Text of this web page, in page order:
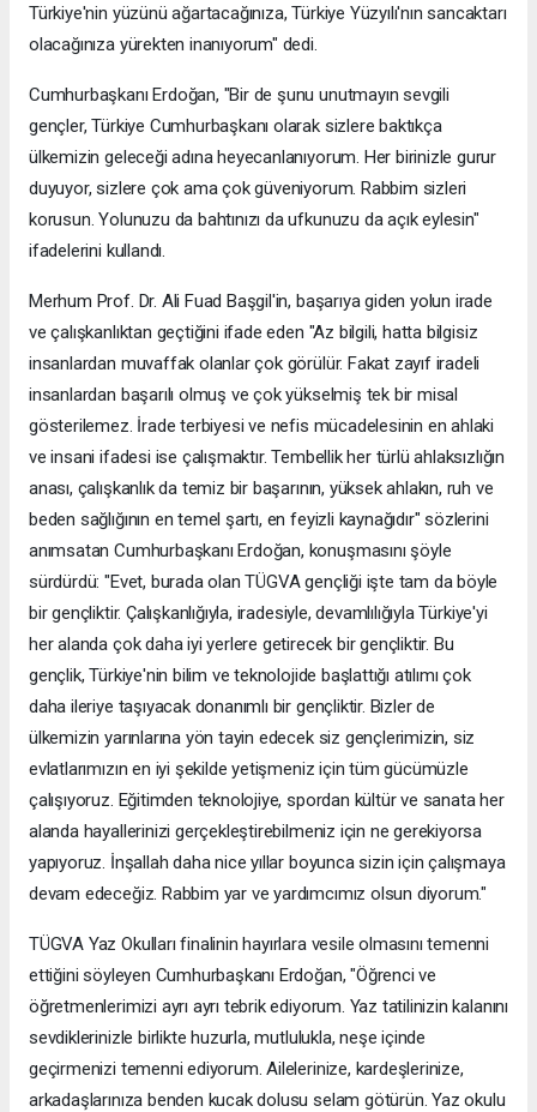
Türkiye'nin yüzünü ağartacağınıza, Türkiye Yüzyılı'nın sancaktarı
olacağınıza yürekten inanıyorum" dedi.
Cumhurbaşkanı Erdoğan, "Bir de şunu unutmayın sevgili
gençler, Türkiye Cumhurbaşkanı olarak sizlere baktıkça
ülkemizin geleceği adına heyecanlanıyorum. Her birinizle gurur
duyuyor, sizlere çok ama çok güveniyorum. Rabbim sizleri
korusun. Yolunuzu da bahtınızı da ufkunuzu da açık eylesin"
ifadelerini kullandı.
Merhum Prof. Dr. Ali Fuad Başgil'in, başarıya giden yolun irade
ve çalışkanlıktan geçtiğini ifade eden "Az bilgili, hatta bilgisiz
insanlardan muvaffak olanlar çok görülür. Fakat zayıf iradeli
insanlardan başarılı olmuş ve çok yükselmiş tek bir misal
gösterilemez. İrade terbiyesi ve nefis mücadelesinin en ahlaki
ve insani ifadesi ise çalışmaktır. Tembellik her türlü ahlaksızlığın
anası, çalışkanlık da temiz bir başarının, yüksek ahlakın, ruh ve
beden sağlığının en temel şartı, en feyizli kaynağıdır" sözlerini
anımsatan Cumhurbaşkanı Erdoğan, konuşmasını şöyle
sürdürdü: "Evet, burada olan TÜGVA gençliği işte tam da böyle
bir gençliktir. Çalışkanlığıyla, iradesiyle, devamlılığıyla Türkiye'yi
her alanda çok daha iyi yerlere getirecek bir gençliktir. Bu
gençlik, Türkiye'nin bilim ve teknolojide başlattığı atılımı çok
daha ileriye taşıyacak donanımlı bir gençliktir. Bizler de
ülkemizin yarınlarına yön tayin edecek siz gençlerimizin, siz
evlatlarımızın en iyi şekilde yetişmeniz için tüm gücümüzle
çalışıyoruz. Eğitimden teknolojiye, spordan kültür ve sanata her
alanda hayallerinizi gerçekleştirebilmeniz için ne gerekiyorsa
yapıyoruz. İnşallah daha nice yıllar boyunca sizin için çalışmaya
devam edeceğiz. Rabbim yar ve yardımcımız olsun diyorum."
TÜGVA Yaz Okulları finalinin hayırlara vesile olmasını temenni
ettiğini söyleyen Cumhurbaşkanı Erdoğan, "Öğrenci ve
öğretmenlerimizi ayrı ayrı tebrik ediyorum. Yaz tatilinizin kalanını
sevdiklerinizle birlikte huzurla, mutlulukla, neşe içinde
geçirmenizi temenni ediyorum. Ailelerinize, kardeşlerinize,
arkadaşlarınıza benden kucak dolusu selam götürün. Yaz okulu